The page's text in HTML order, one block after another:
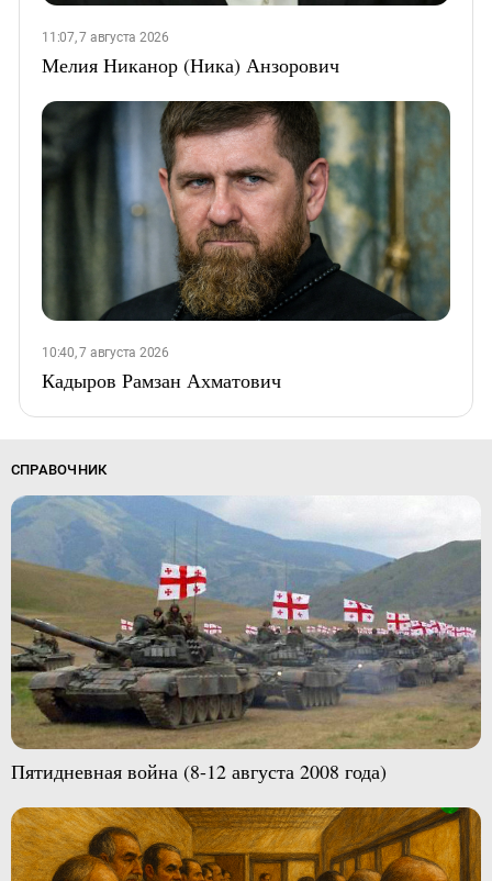
11:07, 7 августа 2026
Мелия Никанор (Ника) Анзорович
10:40, 7 августа 2026
Кадыров Рамзан Ахматович
СПРАВОЧНИК
Пятидневная война (8-12 августа 2008 года)